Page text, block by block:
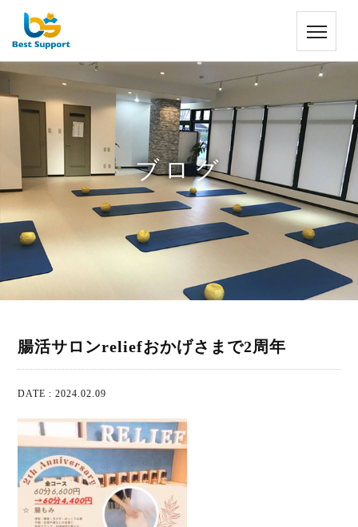
ブログ
腸活サロンreliefおかげさまで2周年
DATE : 2024.02.09